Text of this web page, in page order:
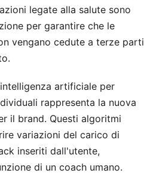
legate alla salute sono
per garantire che le
vengano cedute a terze parti
artificiale per
rappresenta la nuova
il brand. Questi algoritmi
variazioni del carico di
inseriti dall'utente,
di un coach umano.